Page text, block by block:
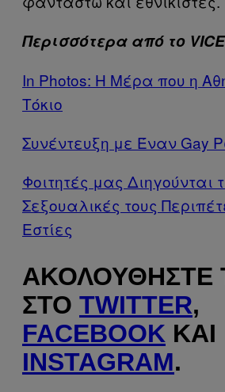
Περισσότερα από το VICE
In Photos: Η Μέρα που η
Τόκιο
Συνέντευξη με Έναν Gay
Φοιτητές μας Διηγούνται
Σεξουαλικές τους
Εστίες
ΑΚΟΛΟΥΘΉΣΤΕ
ΣΤΟ TWITTER,
FACEBOOK ΚΑΙ
INSTAGRAM.